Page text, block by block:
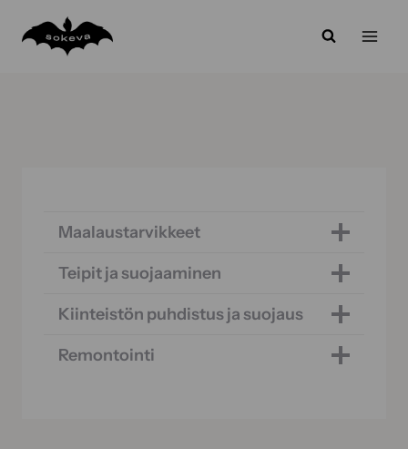
sisältöön
Maalaustarvikkeet
Teipit ja suojaaminen
Kiinteistön puhdistus ja suojaus
Remontointi